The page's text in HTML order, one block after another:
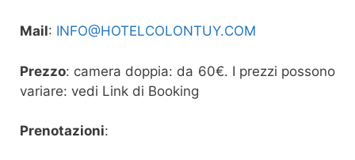
Mail: INFO@HOTELCOLONTUY.COM
Prezzo: camera doppia: da 60€. I prezzi possono
variare: vedi Link di Booking
Prenotazioni: